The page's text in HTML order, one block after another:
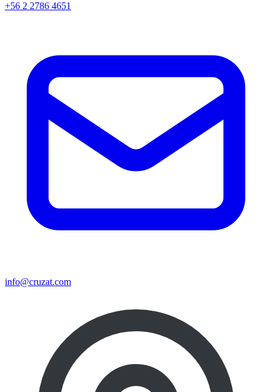
+56 2 2786 4651
info@cruzat.com